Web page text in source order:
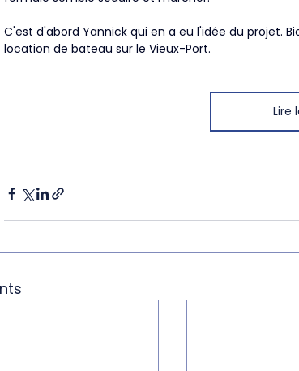
C'est d'abord Yannick qui en a eu l'idée du projet.
location de bateau sur le Vieux-Port.
Lire